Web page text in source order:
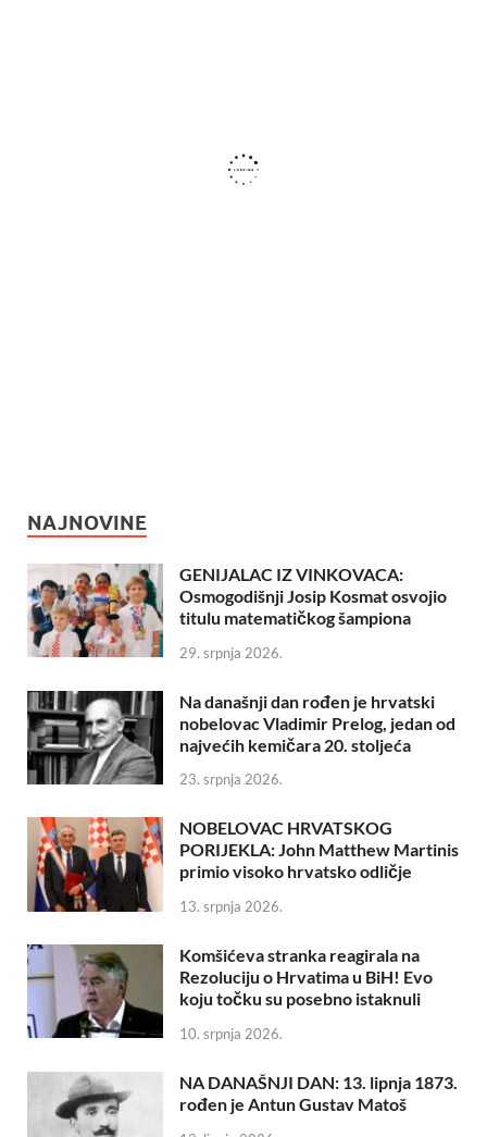
NAJNOVINE
GENIJALAC IZ VINKOVACA:
Osmogodišnji Josip Kosmat osvojio
titulu matematičkog šampiona
29. srpnja 2026.
Na današnji dan rođen je hrvatski
nobelovac Vladimir Prelog, jedan od
najvećih kemičara 20. stoljeća
23. srpnja 2026.
NOBELOVAC HRVATSKOG
PORIJEKLA: John Matthew Martinis
primio visoko hrvatsko odličje
13. srpnja 2026.
Komšićeva stranka reagirala na
Rezoluciju o Hrvatima u BiH! Evo
koju točku su posebno istaknuli
10. srpnja 2026.
NA DANAŠNJI DAN: 13. lipnja 1873.
rođen je Antun Gustav Matoš